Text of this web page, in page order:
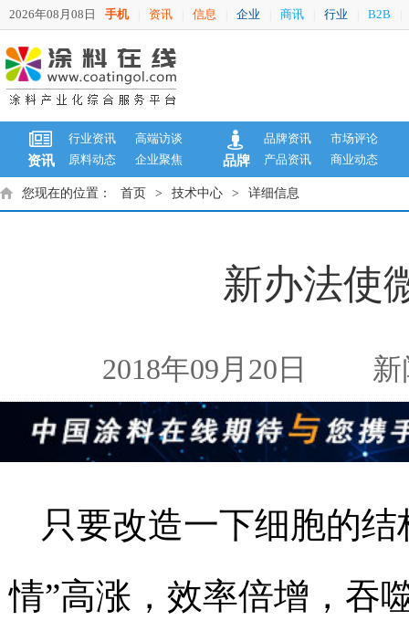
2026年08月08日 手机 资讯 信息 企业 商讯 行业 B2B
资讯
行业资讯
高端访谈
原料动态
企业聚焦 品牌
品牌资讯
市场评论
产品资讯
商业动态
您现在的位置： 首页 > 技术中心 > 详细信息
新办法使
2018年09月20日 新
只要改造一下细胞的
情”高涨，效率倍增，吞